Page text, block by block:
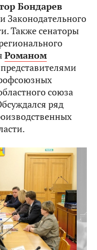
Бондарев
Законодательного
Также сенаторы
Романом
союза
ряд